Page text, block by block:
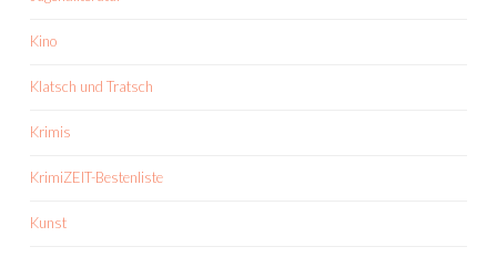
Kino
Klatsch und Tratsch
Krimis
KrimiZEIT-Bestenliste
Kunst